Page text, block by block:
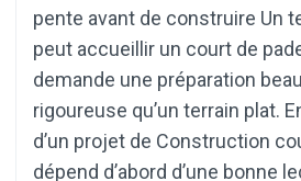
pente avant de construire Un
peut accueillir un court de
demande une préparation
rigoureuse qu’un terrain plat.
d’un projet de Construction
dépend d’abord d’une bonne